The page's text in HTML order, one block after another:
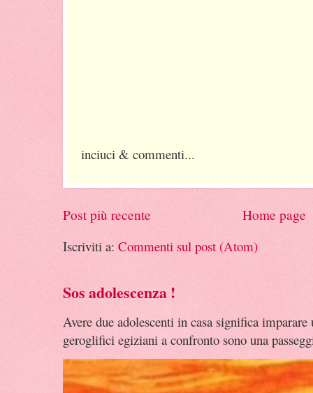
inciuci & commenti...
Post più recente
Home page
Iscriviti a: Commenti sul post (Atom)
Sos adolescenza !
Avere due adolescenti in casa significa
geroglifici egiziani a confronto sono una